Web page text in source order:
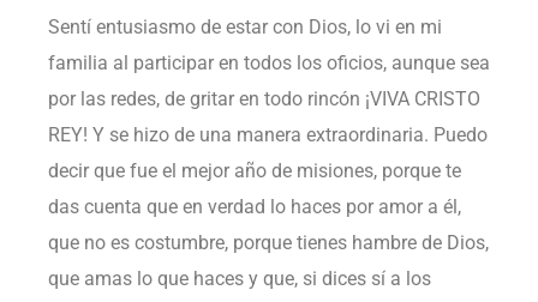
Sentí entusiasmo de estar con Dios, lo vi en mi
familia al participar en todos los oficios, aunque sea
por las redes, de gritar en todo rincón ¡VIVA CRISTO
REY! Y se hizo de una manera extraordinaria. Puedo
decir que fue el mejor año de misiones, porque te
das cuenta que en verdad lo haces por amor a él,
que no es costumbre, porque tienes hambre de Dios,
que amas lo que haces y que, si dices sí a los